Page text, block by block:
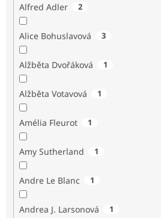
Alfred Adler 2
Alice Bohuslavová 3
Alžběta Dvořáková 1
Alžběta Votavová 1
Amélia Fleurot 1
Amy Sutherland 1
Andre Le Blanc 1
Andrea J. Larsonová 1